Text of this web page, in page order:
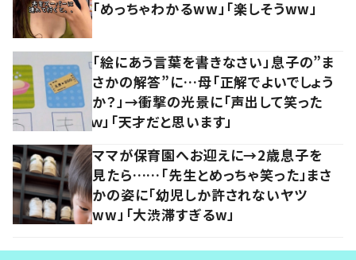
「めっちゃわかるww」「楽しそうww」
「絵にあう言葉を書きなさい」息子の”ま
さかの解答”に…母「正解でよいでしょう
か？」→衝撃の光景に「声出して笑った
ｗ」「天才だと思います」
ママが保育園へお迎えに→2歳息子を
見たら……「先生とめっちゃ笑った」まさ
かの姿に「幼児しか許されないヤツ
ww」「大渋滞すぎるw」